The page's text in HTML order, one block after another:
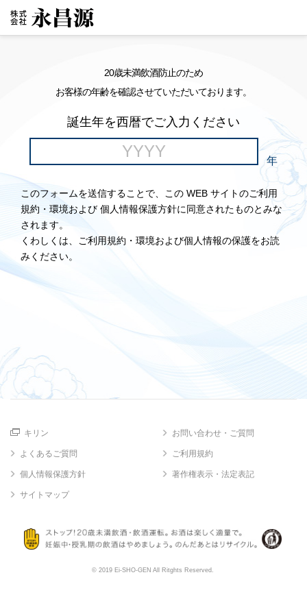
20歳未満飲酒防止のため
お客様の年齢を確認させていただいております。
誕生年を西暦でご入力ください
年
このフォームを送信することで、この WEB サイトのご利用
規約・環境および 個人情報保護方針に同意されたものとみな
されます。
くわしくは、ご利用規約・環境および個人情報の保護をお読
みください。
キリン お問い合わせ・ご質問
よくあるご質問 ご利用規約
個人情報保護方針 著作権表示・法定表記
サイトマップ
© 2019 Ei-SHO-GEN All Ritghts Reserved.